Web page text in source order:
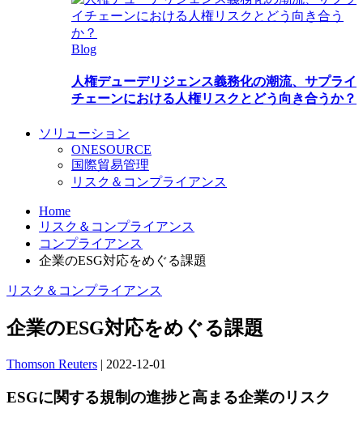
Blog
人権デューデリジェンス義務化の潮流、サプライ
チェーンにおける人権リスクとどう向き合うか？
ソリューション
ONESOURCE
国際貿易管理
リスク＆コンプライアンス
Home
リスク＆コンプライアンス
コンプライアンス
企業のESG対応をめぐる課題
リスク＆コンプライアンス
企業のESG対応をめぐる課題
Thomson Reuters | 2022-12-01
ESGに関する規制の進捗と高まる企業のリスク